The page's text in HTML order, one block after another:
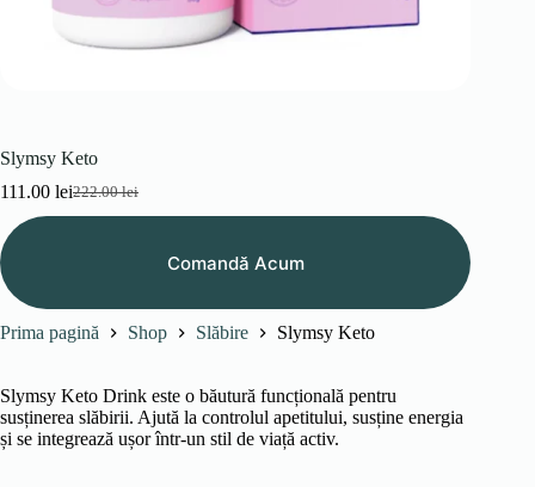
Slymsy Keto
222.00lei
Prețul
inițial
111.00 leiPrețul
curent
Comandă Acum
Prima pagină Shop Slăbire Slymsy Keto
Slymsy Keto Drink este o băutură funcțională pentru
susținerea slăbirii. Ajută la controlul apetitului, susține energia
și se integrează ușor într-un stil de viață activ.